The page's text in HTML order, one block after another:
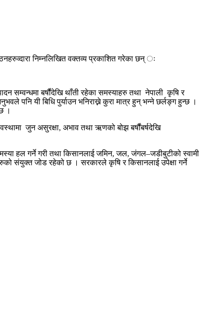
निम्नलिखित वक्तव्य प्रकाशित गरेका छन् ः
सम्वन्धमा बर्षौंदेखि थाँती रहेका समस्याहरु तथा नेपाली कृषि र
पनि यी बिधि पुर्याउन भनिराख्ने कुरा मात्र हुन् भन्ने छर्लङ्ग हुन्छ ।
।
जुन असुरक्षा, अभाव तथा ऋणको बोझ बर्षौंबर्षदेखि
हल गर्ने गरी तथा किसानलाई जमिन, जल, जंगल–जडीबुटीको स्वामी
संयुक्त जोड रहेको छ । सरकारले कृषि र किसानलाई उपेक्षा गर्ने